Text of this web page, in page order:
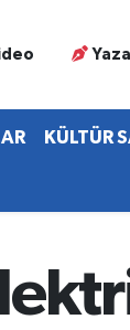
KÜLTÜR